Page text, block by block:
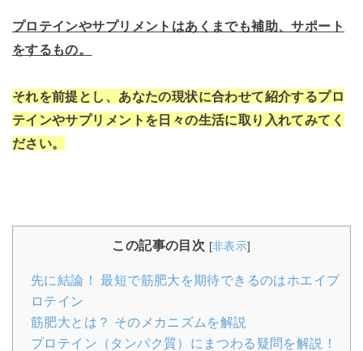
プロテインやサプリメントはあくまでも補助、サポート
をするもの。
それを前提とし、あなたの現状に合わせて紹介するプロ
テインやサプリメントを日々の生活に取り入れてみてく
ださい。
この記事の目次 [非表示]
先に結論！ 最短で筋肥大を期待できるのはホエイプ
ロテイン
筋肥大とは？ そのメカニズムを解説
プロテイン（タンパク質）にまつわる疑問を解説！